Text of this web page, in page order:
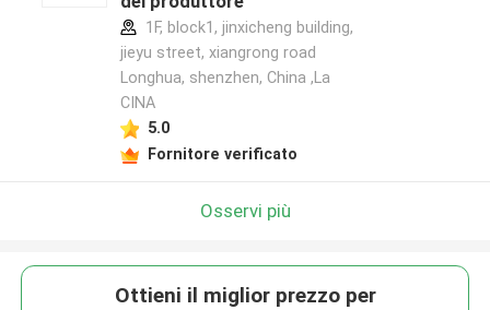
1F, block1, jinxicheng building,
jieyu street, xiangrong road
Longhua, shenzhen, China ,La
CINA
5.0
Fornitore verificato
Osservi più
Ottieni il miglior prezzo per